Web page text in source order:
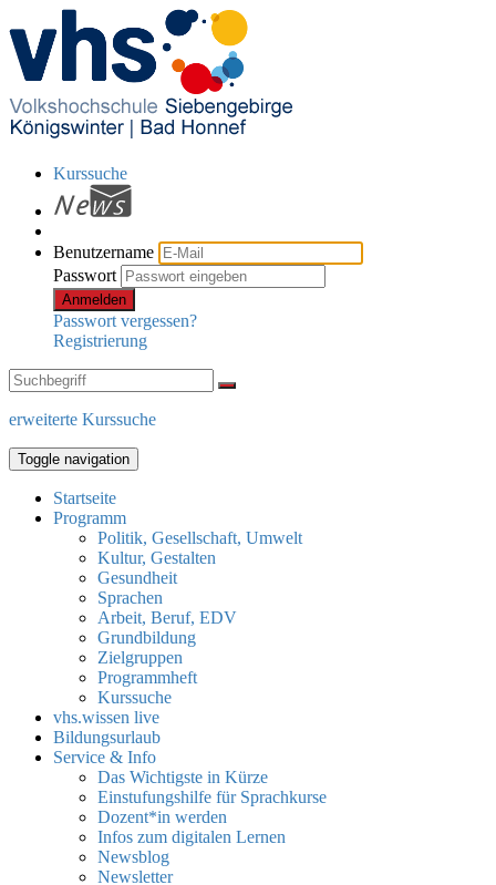
Kurssuche
Benutzername
Passwort
Anmelden
Passwort vergessen?
Registrierung
erweiterte Kurssuche
Toggle navigation
Startseite
Programm
Politik, Gesellschaft, Umwelt
Kultur, Gestalten
Gesundheit
Sprachen
Arbeit, Beruf, EDV
Grundbildung
Zielgruppen
Programmheft
Kurssuche
vhs.wissen live
Bildungsurlaub
Service & Info
Das Wichtigste in Kürze
Einstufungshilfe für Sprachkurse
Dozent*in werden
Infos zum digitalen Lernen
Newsblog
Newsletter